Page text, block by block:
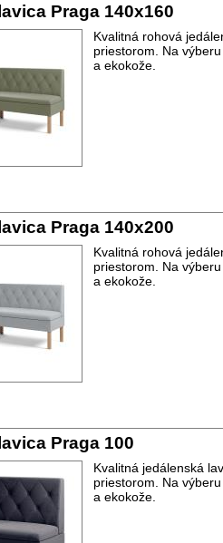
Praga 140x160
Kvalitná rohová
priestorom. Na
a ekokože.
Praga 140x200
Kvalitná rohová
priestorom. Na
a ekokože.
Praga 100
Kvalitná jedálenská
priestorom. Na
a ekokože.